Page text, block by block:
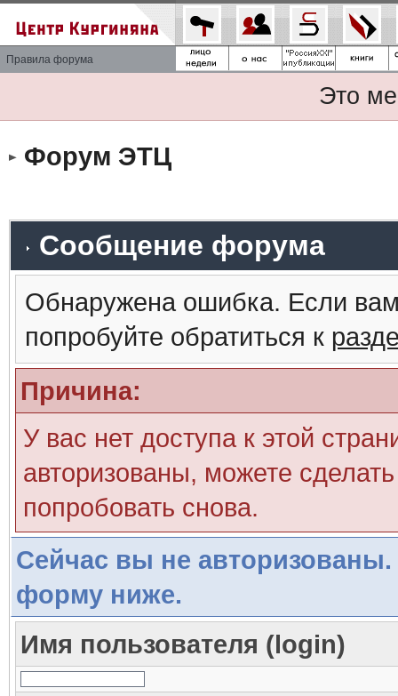
Правила форума
Это
Форум ЭТЦ
Сообщение форума
Обнаружена ошибка. Если
попробуйте обратиться к
Причина:
У вас нет доступа к этой
авторизованы, можете
попробовать снова.
Сейчас вы не авторизованы.
форму ниже.
Имя пользователя (login)